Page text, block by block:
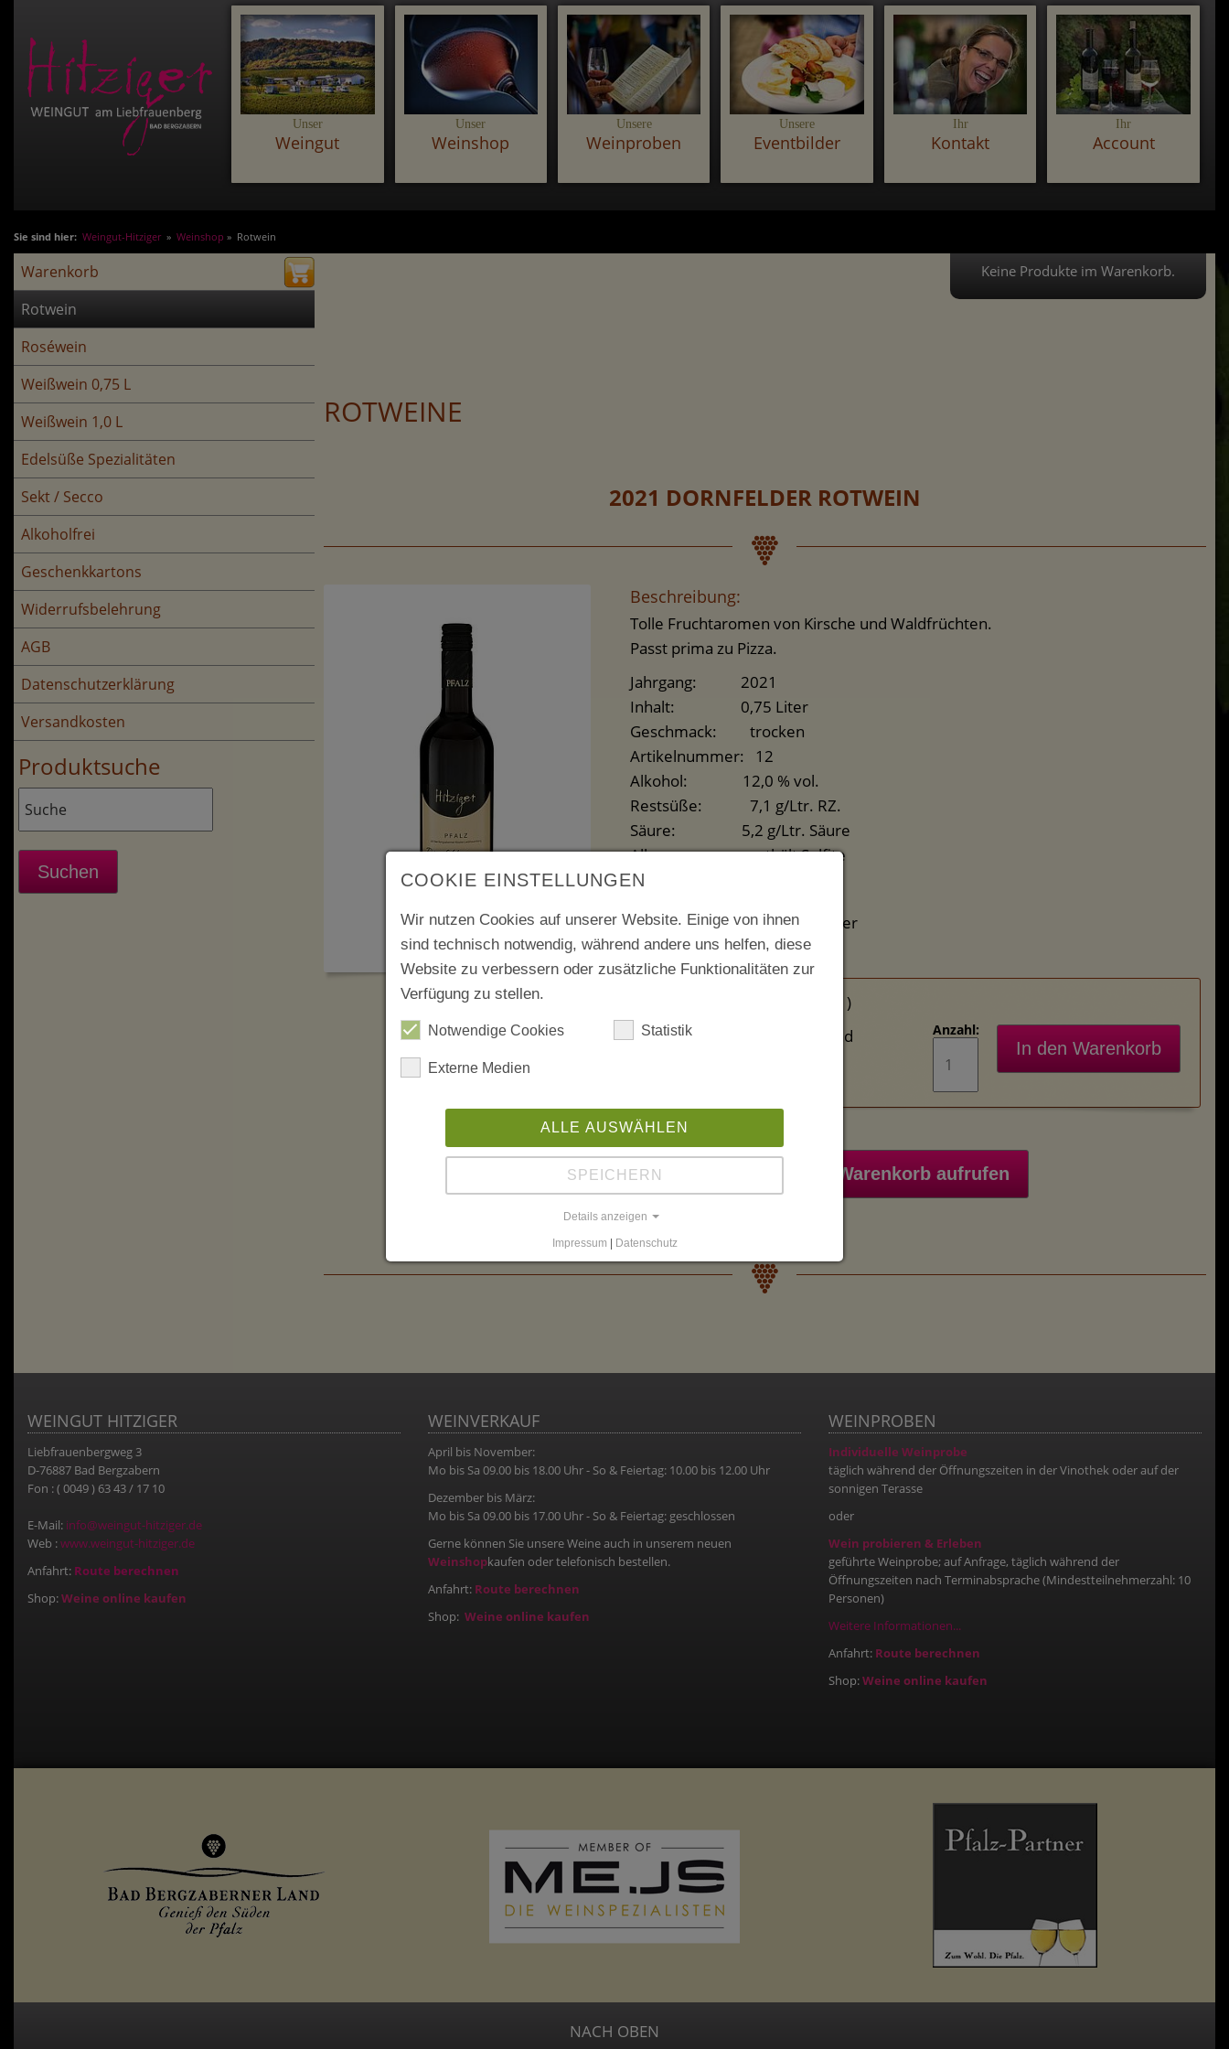
Unser
Weingut
Unser
Weinshop
Unsere
Weinproben
Unsere
Eventbilder
Ihr
Kontakt
Ihr
Account
Sie sind hier: Weingut-Hitziger» Weinshop » Rotwein
Warenkorb
Rotwein
Roséwein
Weißwein 0,75 L
Weißwein 1,0 L
Edelsüße Spezialitäten
Sekt / Secco
Alkoholfrei
Geschenkkartons
Widerrufsbelehrung
AGB
Datenschutzerklärung
Versandkosten
Produktsuche
Keine Produkte im Warenkorb.
ROTWEINE
2021 DORNFELDER ROTWEIN
Beschreibung:
Tolle Fruchtaromen von Kirsche und Waldfrüchten.
Passt prima zu Pizza.
Jahrgang: 2021
Inhalt: 0,75 Liter
Geschmack: trocken
Artikelnummer: 12
Alkohol: 12,0 % vol.
Restsüße: 7,1 g/Ltr. RZ.
Säure: 5,2 g/Ltr. Säure
Allergene: enthält Sulfite
Artikelnummer:
Geschmack:trocken; 0,75 Liter
Jahrgang:2021
( 8.27 € / pro Liter )
inkl. 19% MwSt. zzgl. Versand
Anzahl:
zurück zur Liste Warenkorb aufrufen
WEINGUT HITZIGER
Liebfrauenbergweg 3
D-76887 Bad Bergzabern
Fon : ( 0049 ) 63 43 / 17 10
E-Mail: info@weingut-hitziger.de
Web :www.weingut-hitziger.de
Anfahrt: Route berechnen
Shop:Weine online kaufen
WEINVERKAUF
April bis November:
Mo bis Sa 09.00 bis 18.00 Uhr - So & Feiertag: 10.00 bis 12.00 Uhr
Dezember bis März:
Mo bis Sa 09.00 bis 17.00 Uhr - So & Feiertag: geschlossen
Gerne können Sie unsere Weine auch in unserem neuen
Weinshopkaufen oder telefonisch bestellen.
Anfahrt: Route berechnen
Shop: Weine online kaufen
WEINPROBEN
Individuelle Weinprobe
täglich während der Öffnungszeiten in der Vinothek oder auf der
sonnigen Terasse
oder
Wein probieren & Erleben
geführte Weinprobe; auf Anfrage, täglich während der
Öffnungszeiten nach Terminabsprache (Mindestteilnehmerzahl: 10
Personen)
Weitere Informationen...
Anfahrt: Route berechnen
Shop:Weine online kaufen
NACH OBEN
COOKIE EINSTELLUNGEN
Wir nutzen Cookies auf unserer Website. Einige von ihnen
sind technisch notwendig, während andere uns helfen, diese
Website zu verbessern oder zusätzliche Funktionalitäten zur
Verfügung zu stellen.
Notwendige Cookies Statistik
Externe Medien
ALLE AUSWÄHLEN
SPEICHERN
Details anzeigen
Impressum Datenschutz